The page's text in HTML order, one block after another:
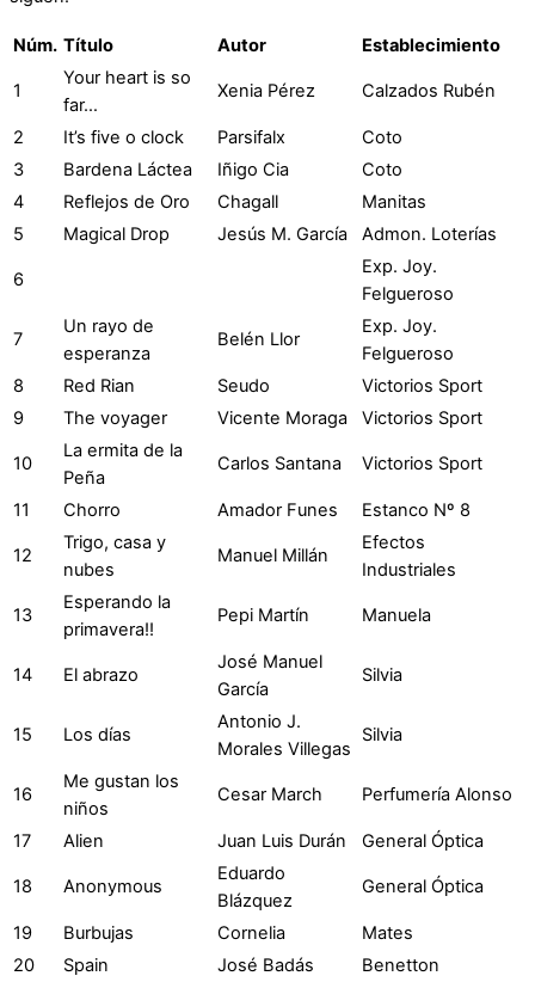
Núm. Título Autor Establecimiento
1
Your heart is so
far…
Xenia Pérez Calzados Rubén
2 It’s five o clock Parsifalx
Coto
3
Bardena Láctea Iñigo Cia
Coto
4
Reflejos de Oro Chagall
Manitas
5
Magical Drop Jesús M. García Admon. Loterías
6
Exp. Joy.
Felgueroso
7
Un rayo de
esperanza
Belén Llor
Exp. Joy.
Felgueroso
8
Red Rian Seudo
Victorios Sport
9
The voyager Vicente Moraga Victorios Sport
10
La ermita de la
Peña
Carlos Santana Victorios Sport
11 Chorro Amador Funes Estanco Nº 8
12
Trigo, casa y
nubes
Manuel Millán
Efectos
Industriales
13
Esperando la
primavera!!
Pepi Martín Manuela
14 El abrazo
José Manuel
García
Silvia
15 Los días
Antonio J.
Morales Villegas
Silvia
16
Me gustan los
niños
Cesar March Perfumería Alonso
17 Alien Juan Luis Durán General Óptica
18 Anonymous
Eduardo
Blázquez
General Óptica
19 Burbujas Cornelia
Mates
20
Spain José Badás Benetton